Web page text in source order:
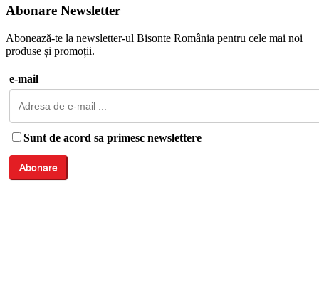
Abonare Newsletter
Abonează-te la newsletter-ul Bisonte România pentru cele mai noi
produse și promoții.
e-mail
Sunt de acord sa primesc newslettere